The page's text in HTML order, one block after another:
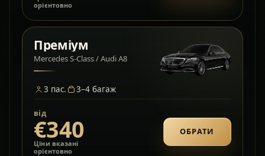
орієнтовно
Преміум
Mercedes S-Class / Audi A8
3 пас. 3–4 багаж
від
€340
Ціни вказані
орієнтовно
ОБРАТИ